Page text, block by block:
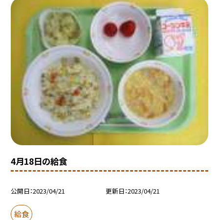
4月18日の給食
公開日 2023/04/21 更新日 2023/04/21
給食